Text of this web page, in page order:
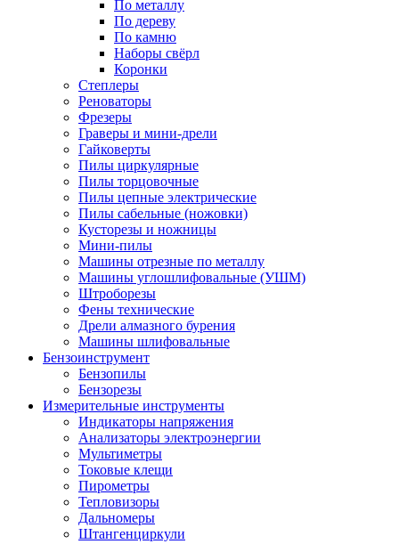
По металлу
По дереву
По камню
Наборы свёрл
Коронки
Степлеры
Реноваторы
Фрезеры
Граверы и мини-дрели
Гайковерты
Пилы циркулярные
Пилы торцовочные
Пилы цепные электрические
Пилы сабельные (ножовки)
Кусторезы и ножницы
Мини-пилы
Машины отрезные по металлу
Машины углошлифовальные (УШМ)
Штроборезы
Фены технические
Дрели алмазного бурения
Машины шлифовальные
Бензоинструмент
Бензопилы
Бензорезы
Измерительные инструменты
Индикаторы напряжения
Анализаторы электроэнергии
Мультиметры
Токовые клещи
Пирометры
Тепловизоры
Дальномеры
Штангенциркули